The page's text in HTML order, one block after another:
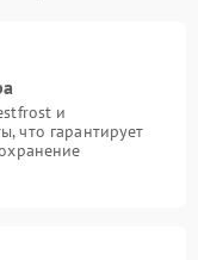
и
что гарантирует